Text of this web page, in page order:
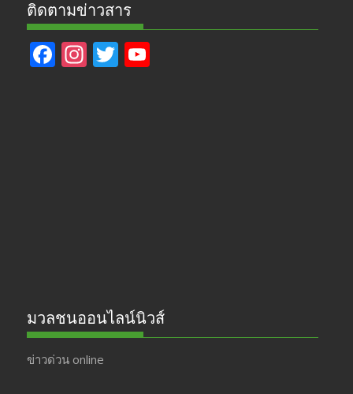
ติดตามข่าวสาร
F In T
มวลชนออนไลน์นิวส์
ข่าวด่วน online